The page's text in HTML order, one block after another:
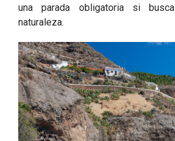
una parada obligatoria si
naturaleza.